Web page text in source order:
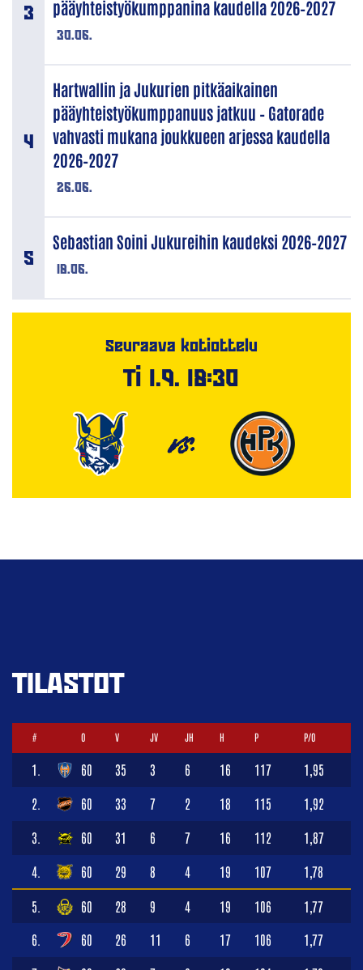
30.06.
pääyhteistyökumppanina kaudella 2026–2027
26.06.
Hartwallin ja Jukurien pitkäaikainen
pääyhteistyökumppanuus jatkuu – Gatorade
vahvasti mukana joukkueen arjessa kaudella
2026–2027
18.06.
Sebastian Soini Jukureihin kaudeksi 2026–2027
Seuraava kotiottelu
Ti 1.9. 18:30
VS.
TILASTOT
# O V JV JH H P P/O
1. 60 35 3 6 16 117 1,95
2. 60 33 7 2 18 115 1,92
3. 60 31 6 7 16 112 1,87
4. 60 29 8 4 19 107 1,78
5. 60 28 9 4 19 106 1,77
6. 60 26 11 6 17 106 1,77